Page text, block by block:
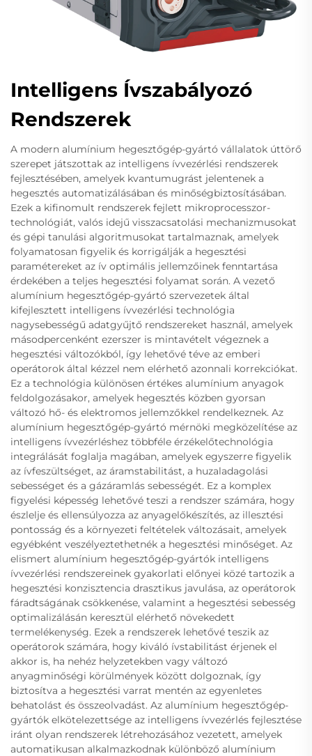
Intelligens Ívszabályozó
Rendszerek
A modern alumínium hegesztőgép-gyártó vállalatok úttörő
szerepet játszottak az intelligens ívvezérlési rendszerek
fejlesztésében, amelyek kvantumugrást jelentenek a
hegesztés automatizálásában és minőségbiztosításában.
Ezek a kifinomult rendszerek fejlett mikroprocesszor-
technológiát, valós idejű visszacsatolási mechanizmusokat
és gépi tanulási algoritmusokat tartalmaznak, amelyek
folyamatosan figyelik és korrigálják a hegesztési
paramétereket az ív optimális jellemzőinek fenntartása
érdekében a teljes hegesztési folyamat során. A vezető
alumínium hegesztőgép-gyártó szervezetek által
kifejlesztett intelligens ívvezérlési technológia
nagysebességű adatgyűjtő rendszereket használ, amelyek
másodpercenként ezerszer is mintavételt végeznek a
hegesztési változókból, így lehetővé téve az emberi
operátorok által kézzel nem elérhető azonnali korrekciókat.
Ez a technológia különösen értékes alumínium anyagok
feldolgozásakor, amelyek hegesztés közben gyorsan
változó hő- és elektromos jellemzőkkel rendelkeznek. Az
alumínium hegesztőgép-gyártó mérnöki megközelítése az
intelligens ívvezérléshez többféle érzékelőtechnológia
integrálását foglalja magában, amelyek egyszerre figyelik
az ívfeszültséget, az áramstabilitást, a huzaladagolási
sebességet és a gázáramlás sebességét. Ez a komplex
figyelési képesség lehetővé teszi a rendszer számára, hogy
észlelje és ellensúlyozza az anyagelőkészítés, az illesztési
pontosság és a környezeti feltételek változásait, amelyek
egyébként veszélyeztethetnék a hegesztési minőséget. Az
elismert alumínium hegesztőgép-gyártók intelligens
ívvezérlési rendszereinek gyakorlati előnyei közé tartozik a
hegesztési konzisztencia drasztikus javulása, az operátorok
fáradtságának csökkenése, valamint a hegesztési sebesség
optimalizálásán keresztül elérhető növekedett
termelékenység. Ezek a rendszerek lehetővé teszik az
operátorok számára, hogy kiváló ívstabilitást érjenek el
akkor is, ha nehéz helyzetekben vagy változó
anyagminőségi körülmények között dolgoznak, így
biztosítva a hegesztési varrat mentén az egyenletes
behatolást és összeolvadást. Az alumínium hegesztőgép-
gyártók elkötelezettsége az intelligens ívvezérlés fejlesztése
iránt olyan rendszerek létrehozásához vezetett, amelyek
automatikusan alkalmazkodnak különböző alumínium